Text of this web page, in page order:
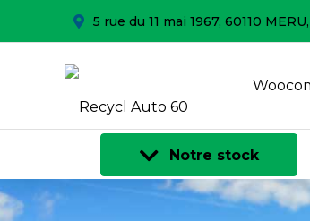
5 rue du 11 mai 1967, 60110
Notre stock